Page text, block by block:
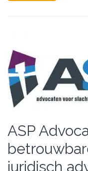
ASP
juridisch